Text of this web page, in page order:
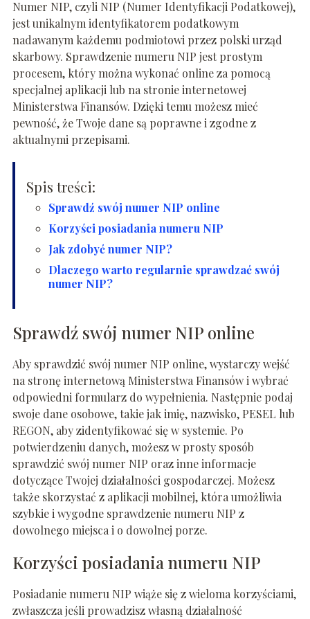
Numer NIP, czyli NIP (Numer Identyfikacji Podatkowej),
jest unikalnym identyfikatorem podatkowym
nadawanym każdemu podmiotowi przez polski urząd
skarbowy. Sprawdzenie numeru NIP jest prostym
procesem, który można wykonać online za pomocą
specjalnej aplikacji lub na stronie internetowej
Ministerstwa Finansów. Dzięki temu możesz mieć
pewność, że Twoje dane są poprawne i zgodne z
aktualnymi przepisami.
Spis treści:
Sprawdź swój numer NIP online
Korzyści posiadania numeru NIP
Jak zdobyć numer NIP?
Dlaczego warto regularnie sprawdzać swój
numer NIP?
Sprawdź swój numer NIP online
Aby sprawdzić swój numer NIP online, wystarczy wejść
na stronę internetową Ministerstwa Finansów i wybrać
odpowiedni formularz do wypełnienia. Następnie podaj
swoje dane osobowe, takie jak imię, nazwisko, PESEL lub
REGON, aby zidentyfikować się w systemie. Po
potwierdzeniu danych, możesz w prosty sposób
sprawdzić swój numer NIP oraz inne informacje
dotyczące Twojej działalności gospodarczej. Możesz
także skorzystać z aplikacji mobilnej, która umożliwia
szybkie i wygodne sprawdzenie numeru NIP z
dowolnego miejsca i o dowolnej porze.
Korzyści posiadania numeru NIP
Posiadanie numeru NIP wiąże się z wieloma korzyściami,
zwłaszcza jeśli prowadzisz własną działalność